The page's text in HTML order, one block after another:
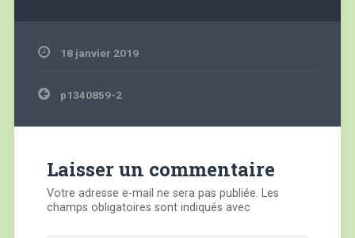
18 janvier 2019
Navigation
de
p1340859-2
Laisser un commentaire
Votre adresse e-mail ne sera pas publiée. Les
champs obligatoires sont indiqués avec